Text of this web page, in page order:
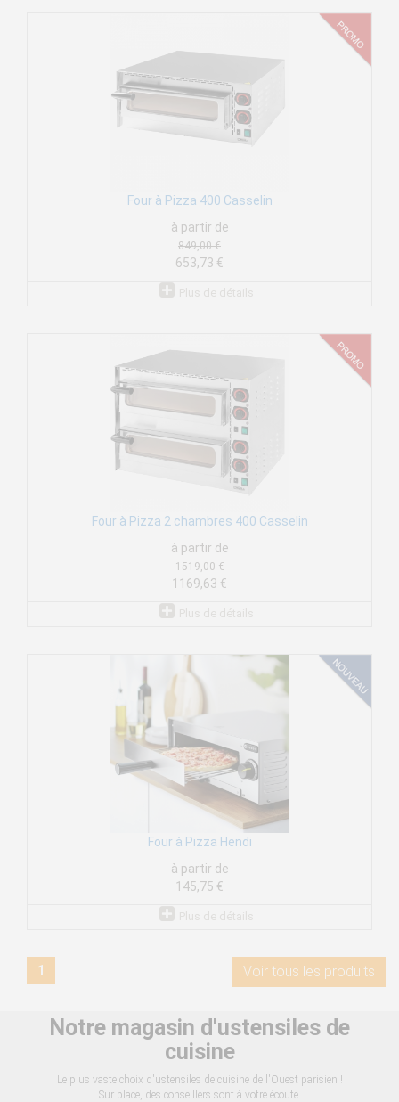
Four à Pizza 400 Casselin
à partir de
849,00 €
653,73 €
Four à Pizza 2 chambres 400 Casselin
à partir de
1519,00 €
1169,63 €
Four à Pizza Hendi
à partir de
145,75 €
1 Voir tous les produits
Notre magasin d'ustensiles de
cuisine
Le plus vaste choix d'ustensiles de cuisine de l'Ouest parisien !
Sur place, des conseillers sont à votre écoute.